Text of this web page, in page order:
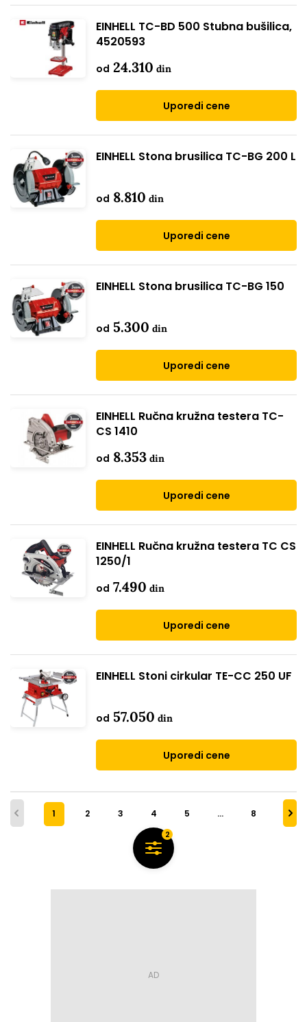
EINHELL TC-BD 500 Stubna bušilica,
4520593
od 24.310 din
Uporedi cene
EINHELL Stona brusilica TC-BG 200 L
od 8.810 din
Uporedi cene
EINHELL Stona brusilica TC-BG 150
od 5.300 din
Uporedi cene
EINHELL Ručna kružna testera TC-
CS 1410
od 8.353 din
Uporedi cene
EINHELL Ručna kružna testera TC CS
1250/1
od 7.490 din
Uporedi cene
EINHELL Stoni cirkular TE-CC 250 UF
od 57.050 din
Uporedi cene
1 2 3 4 5 … 8
2